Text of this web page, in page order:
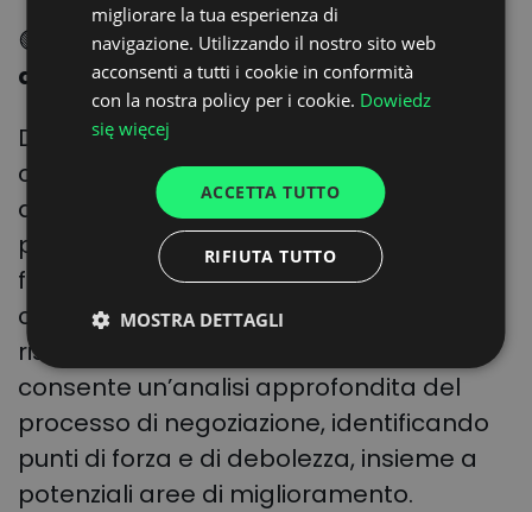
🟢
Piena visibilità dello stato di
avanzamento della trattativa
Durante tutto il processo, garantiamo la
completa visibilità dello stato di
avanzamento della negoziazione per il
personale autorizzato dall’azienda. Ciò
facilita una più stretta ed efficiente
collaborazione per ottenere i migliori
risultati. Inoltre, la piena visibilità
consente un’analisi approfondita del
processo di negoziazione, identificando
punti di forza e di debolezza, insieme a
potenziali aree di miglioramento.
UKRAINIAN
SPANISH
migliorare la tua esperienza di
navigazione. Utilizzando il nostro sito web
acconsenti a tutti i cookie in conformità
con la nostra policy per i cookie. Dowiedz
się więcej
ACCETTA TUTTO
RIFIUTA TUTTO
MOSTRA DETTAGLI